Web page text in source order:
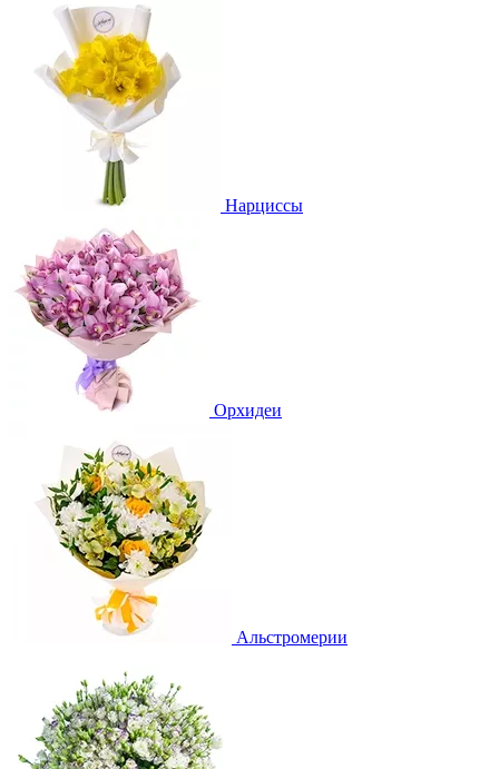
Нарциссы
Орхидеи
Альстромерии